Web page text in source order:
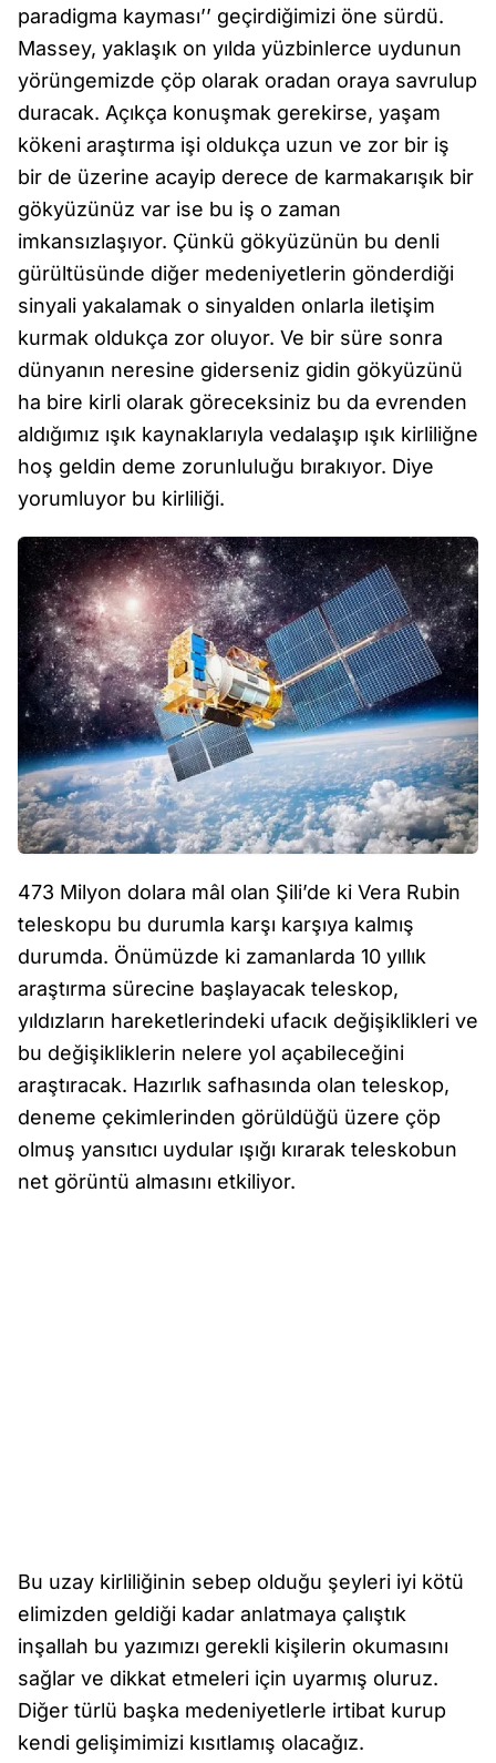
paradigma kayması’’ geçirdiğimizi öne sürdü.
Massey, yaklaşık on yılda yüzbinlerce uydunun
yörüngemizde çöp olarak oradan oraya savrulup
duracak. Açıkça konuşmak gerekirse, yaşam
kökeni araştırma işi oldukça uzun ve zor bir iş
bir de üzerine acayip derece de karmakarışık bir
gökyüzünüz var ise bu iş o zaman
imkansızlaşıyor. Çünkü gökyüzünün bu denli
gürültüsünde diğer medeniyetlerin gönderdiği
sinyali yakalamak o sinyalden onlarla iletişim
kurmak oldukça zor oluyor. Ve bir süre sonra
dünyanın neresine giderseniz gidin gökyüzünü
ha bire kirli olarak göreceksiniz bu da evrenden
aldığımız ışık kaynaklarıyla vedalaşıp ışık kirliliğne
hoş geldin deme zorunluluğu bırakıyor. Diye
yorumluyor bu kirliliği.
473 Milyon dolara mâl olan Şili’de ki Vera Rubin
teleskopu bu durumla karşı karşıya kalmış
durumda. Önümüzde ki zamanlarda 10 yıllık
araştırma sürecine başlayacak teleskop,
yıldızların hareketlerindeki ufacık değişiklikleri ve
bu değişikliklerin nelere yol açabileceğini
araştıracak. Hazırlık safhasında olan teleskop,
deneme çekimlerinden görüldüğü üzere çöp
olmuş yansıtıcı uydular ışığı kırarak teleskobun
net görüntü almasını etkiliyor.
Bu uzay kirliliğinin sebep olduğu şeyleri iyi kötü
elimizden geldiği kadar anlatmaya çalıştık
inşallah bu yazımızı gerekli kişilerin okumasını
sağlar ve dikkat etmeleri için uyarmış oluruz.
Diğer türlü başka medeniyetlerle irtibat kurup
kendi gelişimimizi kısıtlamış olacağız.